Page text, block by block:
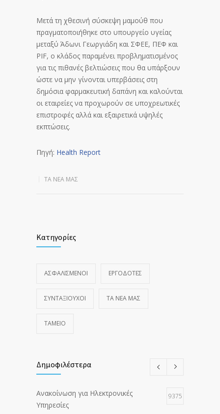
Μετά τη χθεσινή σύσκεψη μαμούθ που
πραγματοποιήθηκε στο υπουργείο υγείας
μεταξύ Άδωνι Γεωργιάδη και ΣΦΕΕ, ΠΕΦ και
PIF, ο κλάδος παραμένει προβληματισμένος
για τις πιθανές βελτιώσεις που θα υπάρξουν
ώστε να μην γίνονται υπερβάσεις στη
δημόσια φαρμακευτική δαπάνη και καλούνται
οι εταιρείες να προχωρούν σε υποχρεωτικές
επιστροφές αλλά και εξαιρετικά υψηλές
εκπτώσεις.
Πηγή: Health Report
ΤΑ ΝΈΑ ΜΑΣ
Κατηγορίες
ΑΣΦΑΛΙΣΜΕΝΟΙ ΕΡΓΟΔΟΤΕΣ
ΣΥΝΤΑΞΙΟΥΧΟΙ ΤΑ ΝΈΑ ΜΑΣ
ΤΑΜΕΙΟ
Δημοφιλέστερα
Ανακοίνωση για Ηλεκτρονικές
Υπηρεσίες
9375